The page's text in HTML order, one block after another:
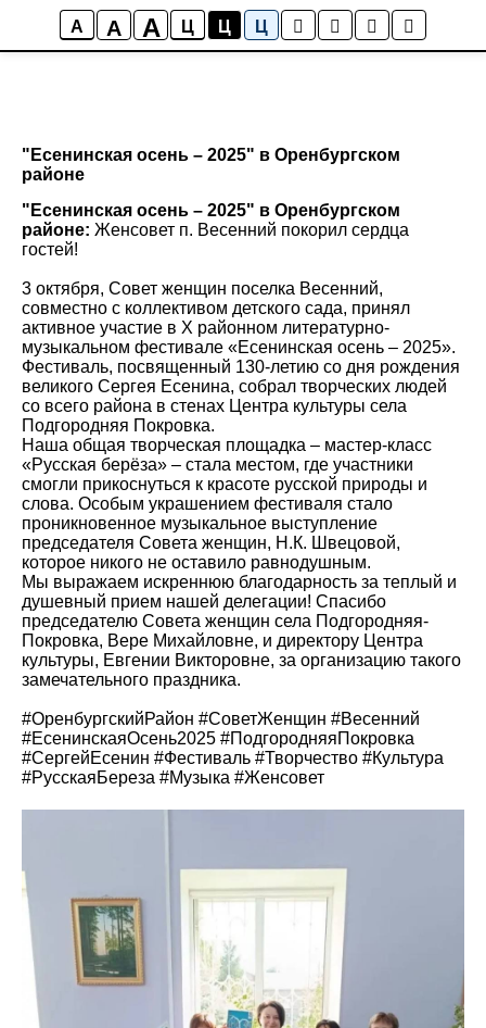
A A A Ц Ц Ц
"Есенинская осень – 2025" в Оренбургском
районе
"Есенинская осень – 2025" в Оренбургском
районе: Женсовет п. Весенний покорил сердца
гостей!
3 октября, Совет женщин поселка Весенний,
совместно с коллективом детского сада, принял
активное участие в X районном литературно-
музыкальном фестивале «Есенинская осень – 2025».
Фестиваль, посвященный 130-летию со дня рождения
великого Сергея Есенина, собрал творческих людей
со всего района в стенах Центра культуры села
Подгородняя Покровка.
Наша общая творческая площадка – мастер-класс
«Русская берёза» – стала местом, где участники
смогли прикоснуться к красоте русской природы и
слова. Особым украшением фестиваля стало
проникновенное музыкальное выступление
председателя Совета женщин, Н.К. Швецовой,
которое никого не оставило равнодушным.
Мы выражаем искреннюю благодарность за теплый и
душевный прием нашей делегации! Спасибо
председателю Совета женщин села Подгородняя-
Покровка, Вере Михайловне, и директору Центра
культуры, Евгении Викторовне, за организацию такого
замечательного праздника.
#ОренбургскийРайон #СоветЖенщин #Весенний
#ЕсенинскаяОсень2025 #ПодгородняяПокровка
#СергейЕсенин #Фестиваль #Творчество #Культура
#РусскаяБереза #Музыка #Женсовет